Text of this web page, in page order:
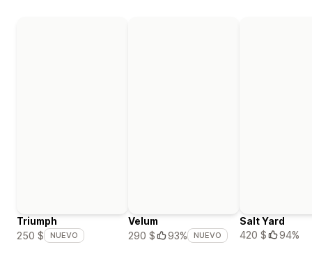
Triumph
250 $
NUEVO
Velum
290 $
93% NUEVO
Salt Yard
420 $
94%